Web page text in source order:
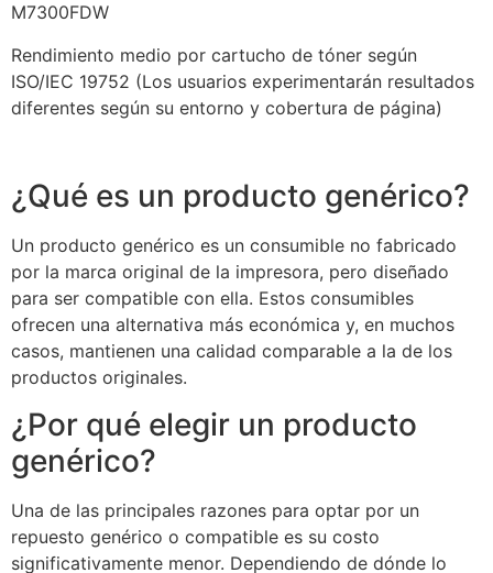
M7300FDW
Rendimiento medio por cartucho de tóner según
ISO/IEC 19752 (Los usuarios experimentarán resultados
diferentes según su entorno y cobertura de página)
¿Qué es un producto genérico?
Un producto genérico es un consumible no fabricado
por la marca original de la impresora, pero diseñado
para ser compatible con ella. Estos consumibles
ofrecen una alternativa más económica y, en muchos
casos, mantienen una calidad comparable a la de los
productos originales.
¿Por qué elegir un producto
genérico?
Una de las principales razones para optar por un
repuesto genérico o compatible es su costo
significativamente menor. Dependiendo de dónde lo